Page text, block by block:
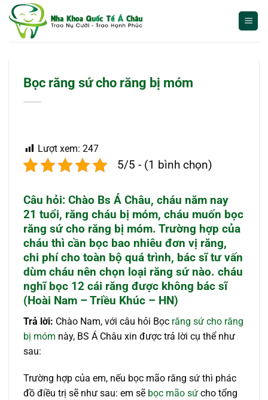
qua
Bọc răng sứ cho răng bị móm
Lượt xem: 247
5/5 - (1 bình chọn)
Câu hỏi: Chào Bs Á Châu, cháu năm nay
21 tuổi, răng cháu bị móm, cháu muốn bọc
răng sứ cho răng bị móm. Trường hợp của
cháu thì cần bọc bao nhiêu đơn vị răng,
chi phí cho toàn bộ quá trình, bác sĩ tư vấn
dùm cháu nên chọn loại răng sứ nào. cháu
nghĩ bọc 12 cái răng được không bác sĩ
(Hoài Nam – Triều Khúc – HN)
Trả lời: Chào Nam, với câu hỏi Bọc răng sứ cho răng
bị móm này, BS Á Châu xin được trả lời cụ thể như
sau:
Trường hợp của em, nếu bọc mão răng sứ thì phác
đồ điều trị sẽ như sau: em sẽ bọc mão sứ cho tổng